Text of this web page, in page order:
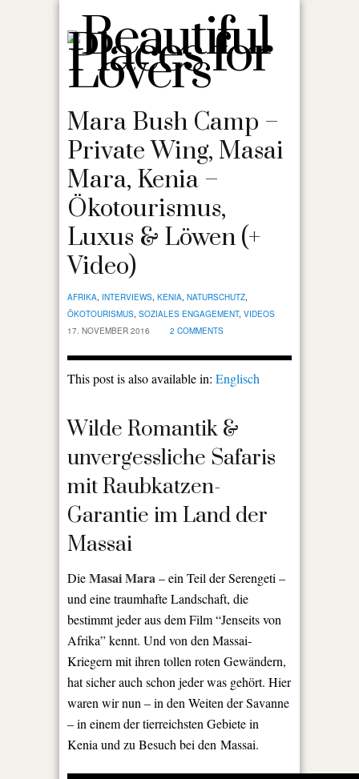
Mara Bush Camp –
Private Wing, Masai
Mara, Kenia –
Ökotourismus,
Luxus & Löwen (+
Video)
AFRIKA, INTERVIEWS, KENIA, NATURSCHUTZ,
ÖKOTOURISMUS, SOZIALES ENGAGEMENT, VIDEOS
17. NOVEMBER 2016
2 COMMENTS
This post is also available in: Englisch
Wilde Romantik &
unvergessliche Safaris
mit Raubkatzen-
Garantie im Land der
Massai
DieMasai Mara– ein Teil der Serengeti –
und eine traumhafte Landschaft, die
bestimmt jeder aus dem Film “Jenseits von
Afrika” kennt. Und von den Massai-
Kriegern mit ihren tollen roten Gewändern,
hat sicher auch schon jeder was gehört. Hier
waren wir nun – in den Weiten der Savanne
– in einem der tierreichsten Gebiete in
Kenia und zu Besuch bei den Massai.